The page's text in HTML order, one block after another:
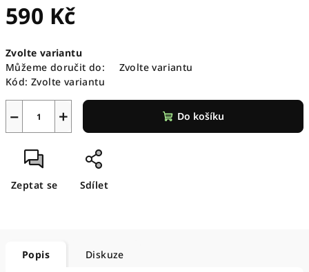
590 Kč
cena:
Zvolte variantu
Můžeme doručit do:
Zvolte variantu
Kód: Zvolte variantu
+
− Do košíku
Zeptat se Sdílet
Popis Diskuze